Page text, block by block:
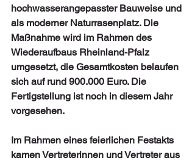
hochwasserangepasster Bauweise und
als moderner Naturrasenplatz. Die
Maßnahme wird im Rahmen des
Wiederaufbaus Rheinland-Pfalz
umgesetzt, die Gesamtkosten belaufen
sich auf rund 900.000 Euro. Die
Fertigstellung ist noch in diesem Jahr
vorgesehen.
Im Rahmen eines feierlichen Festakts
kamen Vertreterinnen und Vertreter aus